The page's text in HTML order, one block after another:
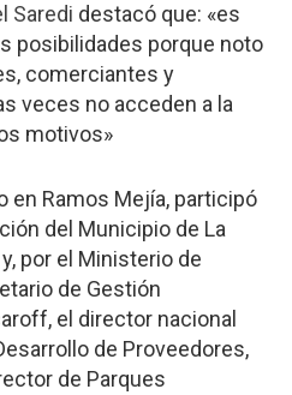
Saredi destacó que: «es
posibilidades porque noto
comerciantes y
veces no acceden a la
motivos»
en Ramos Mejía, participó
del Municipio de La
por el Ministerio de
de Gestión
el director nacional
de Proveedores,
de Parques